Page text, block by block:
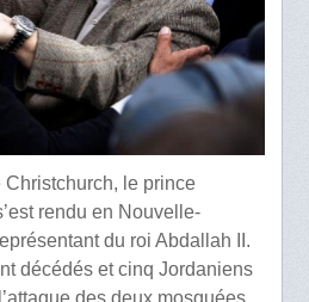
Christchurch, le prince
rendu en Nouvelle-
du roi Abdallah II.
décédés et cinq Jordaniens
des deux mosquées